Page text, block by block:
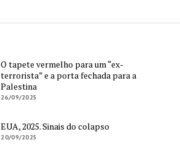
O tapete vermelho para um “ex-
terrorista” e a porta fechada para a
Palestina
26/09/2025
EUA, 2025. Sinais do colapso
20/09/2025